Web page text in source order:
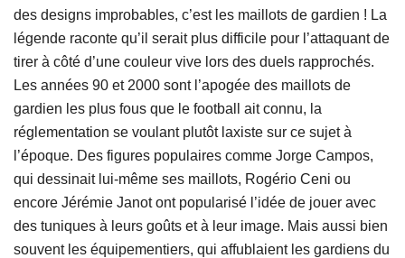
des designs improbables, c’est les maillots de gardien ! La
légende raconte qu’il serait plus difficile pour l’attaquant de
tirer à côté d’une couleur vive lors des duels rapprochés.
Les années 90 et 2000 sont l’apogée des maillots de
gardien les plus fous que le football ait connu, la
réglementation se voulant plutôt laxiste sur ce sujet à
l’époque. Des figures populaires comme Jorge Campos,
qui dessinait lui-même ses maillots, Rogério Ceni ou
encore Jérémie Janot ont popularisé l’idée de jouer avec
des tuniques à leurs goûts et à leur image. Mais aussi bien
souvent les équipementiers, qui affublaient les gardiens du